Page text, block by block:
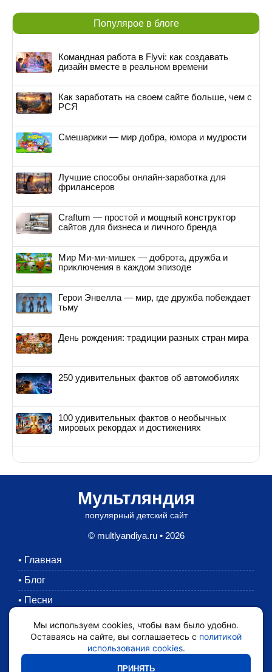
Популярое в блоге
Командная работа в Flyvi: как создавать
дизайн вместе в реальном времени
Как заработать на своем сайте больше, чем с
РСЯ
Смешарики — мир добра, юмора и мудрости
Лучшие способы онлайн-заработка для
фрилансеров
Craftum — простой и мощный конструктор
сайтов для бизнеса и личного бренда
Мир Ми-ми-мишек — доброта, дружба и
приключения в каждом эпизоде
Герои Энвелла — мир, где дружба побеждает
тьму
День рождения: традиции разных стран мира
250 удивительных фактов об автомобилях
100 удивительных фактов о необычных
мировых рекордах и достижениях
Мультляндия
популярный детский сайт
© multlyandiya.ru • 2026
• Главная
• Блог
• Песни
Раскраски
Картинки
•
Мы используем cookies, чтобы вам было удобно.
Оставаясь на сайте, вы соглашаетесь с политикой
использования cookies.
ПРИНЯТЬ